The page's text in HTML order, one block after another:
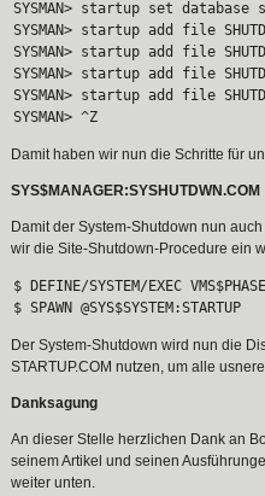
SYSMAN> startup set
SYSMAN> startup add file
SYSMAN> startup add file
SYSMAN> startup add file
SYSMAN> startup add file
SYSMAN> ^Z
Damit haben wir nun die Schritte für
SYS$MANAGER:SYSHUTDWN.COM
Damit der System-Shutdown nun
wir die Site-Shutdown-Procedure ein
$ DEFINE/SYSTEM/EXEC
$ SPAWN @SYS$SYSTEM:STARTUP
Der System-Shutdown wird nun die
STARTUP.COM nutzen, um alle
Danksagung
An dieser Stelle herzlichen Dank an
seinem Artikel und seinen
weiter unten.